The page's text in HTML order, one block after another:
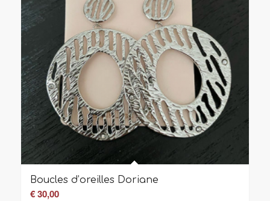
Boucles d’oreilles Doriane
€30,00